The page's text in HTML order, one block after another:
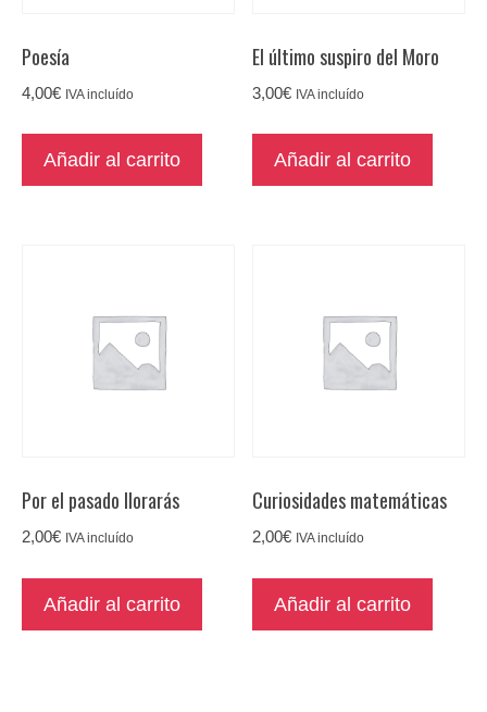
Poesía
4,00€ IVA incluído
Añadir al carrito
El último suspiro del Moro
3,00€ IVA incluído
Añadir al carrito
Por el pasado llorarás
2,00€ IVA incluído
Añadir al carrito
Curiosidades matemáticas
2,00€ IVA incluído
Añadir al carrito